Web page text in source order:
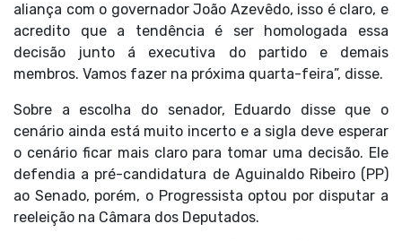
aliança com o governador João Azevêdo, isso é claro, e
acredito que a tendência é ser homologada essa
decisão junto á executiva do partido e demais
membros. Vamos fazer na próxima quarta-feira”, disse.
Sobre a escolha do senador, Eduardo disse que o
cenário ainda está muito incerto e a sigla deve esperar
o cenário ficar mais claro para tomar uma decisão. Ele
defendia a pré-candidatura de Aguinaldo Ribeiro (PP)
ao Senado, porém, o Progressista optou por disputar a
reeleição na Câmara dos Deputados.